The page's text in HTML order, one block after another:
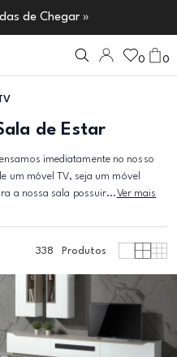
de Chegar »
0 0
de Estar
imediatamente no nosso
um móvel TV, seja um móvel
a nossa sala possuir...Ver mais
338 Produtos